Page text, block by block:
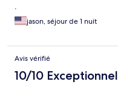
.
jason, séjour de 1 nuit
Avis vérifié
10/10 Exceptionnel